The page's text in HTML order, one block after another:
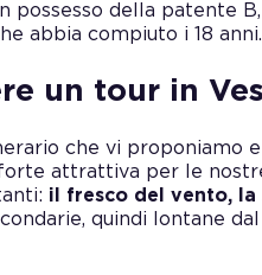
possesso della patente
abbia compiuto i 18 anni.
un tour in
che vi proponiamo
attrattiva per le
il fresco del vento, la
quindi lontane